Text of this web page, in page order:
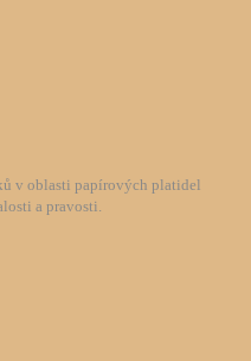
v oblasti papírových platidel
a pravosti.